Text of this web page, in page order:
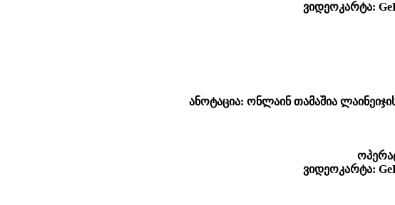
ვიდეოკარტა:
ანოტაცია: ონლაინ თამაშია
ვიდეოკარტა: